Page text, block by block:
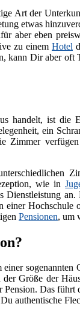
Art der
etwas
aber eben
zu einemHotel
kann Dir aber oft
handelt, ist die
ein
Zimmer
wie in
Dienstleistung
einer
Pensionen, um
einer
der Größe der
Das
authentische